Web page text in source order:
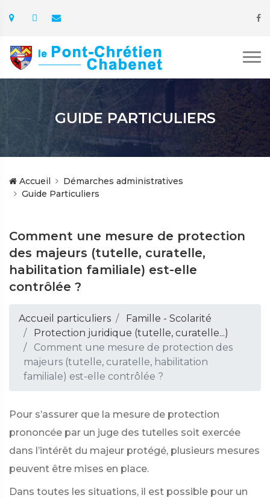
GUIDE PARTICULIERS
Accueil
Démarches administratives
Guide Particuliers
Comment une mesure de protection
des majeurs (tutelle, curatelle,
habilitation familiale) est-elle
contrôlée ?
Accueil particuliers
Famille - Scolarité
Protection juridique (tutelle, curatelle...)
Comment une mesure de protection des
majeurs (tutelle, curatelle, habilitation
familiale) est-elle contrôlée ?
Pour s’assurer que la mesure de protection
prononcée par un juge des tutelles soit exercée
dans l’intérêt du majeur protégé, plusieurs mesures
peuvent être mises en place.
Dans toutes les situations, il est possible pour un